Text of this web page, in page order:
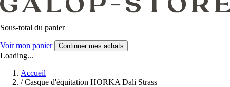
Sous-total du panier
Voir mon panier Continuer mes achats
Loading...
Accueil
/ Casque d'équitation HORKA Dali Strass